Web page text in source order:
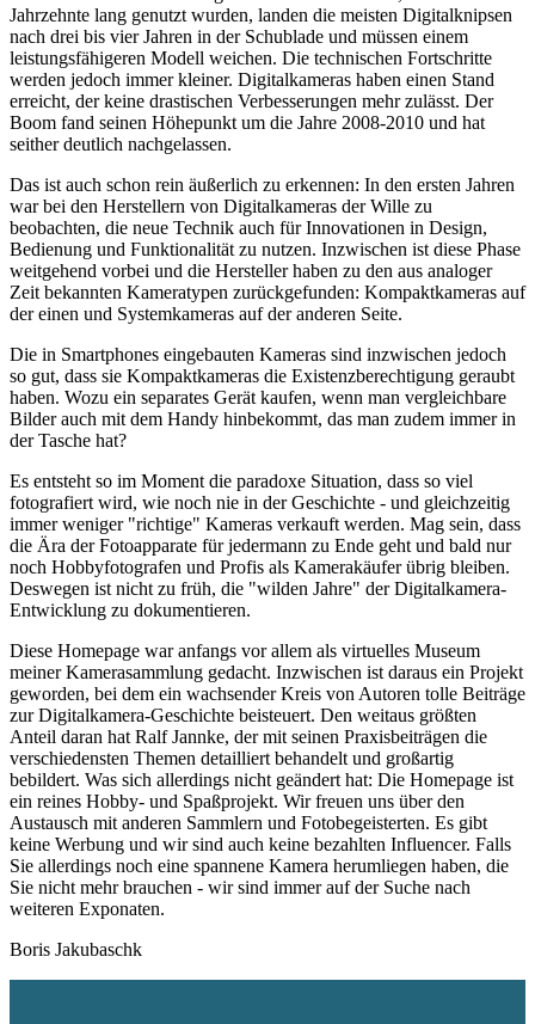
Jahrzehnte lang genutzt wurden, landen die meisten Digitalknipsen
nach drei bis vier Jahren in der Schublade und müssen einem
leistungsfähigeren Modell weichen. Die technischen Fortschritte
werden jedoch immer kleiner. Digitalkameras haben einen Stand
erreicht, der keine drastischen Verbesserungen mehr zulässt. Der
Boom fand seinen Höhepunkt um die Jahre 2008-2010 und hat
seither deutlich nachgelassen.
Das ist auch schon rein äußerlich zu erkennen: In den ersten Jahren
war bei den Herstellern von Digitalkameras der Wille zu
beobachten, die neue Technik auch für Innovationen in Design,
Bedienung und Funktionalität zu nutzen. Inzwischen ist diese Phase
weitgehend vorbei und die Hersteller haben zu den aus analoger
Zeit bekannten Kameratypen zurückgefunden: Kompaktkameras auf
der einen und Systemkameras auf der anderen Seite.
Die in Smartphones eingebauten Kameras sind inzwischen jedoch
so gut, dass sie Kompaktkameras die Existenzberechtigung geraubt
haben. Wozu ein separates Gerät kaufen, wenn man vergleichbare
Bilder auch mit dem Handy hinbekommt, das man zudem immer in
der Tasche hat?
Es entsteht so im Moment die paradoxe Situation, dass so viel
fotografiert wird, wie noch nie in der Geschichte - und gleichzeitig
immer weniger "richtige" Kameras verkauft werden. Mag sein, dass
die Ära der Fotoapparate für jedermann zu Ende geht und bald nur
noch Hobbyfotografen und Profis als Kamerakäufer übrig bleiben.
Deswegen ist nicht zu früh, die "wilden Jahre" der Digitalkamera-
Entwicklung zu dokumentieren.
Diese Homepage war anfangs vor allem als virtuelles Museum
meiner Kamerasammlung gedacht. Inzwischen ist daraus ein Projekt
geworden, bei dem ein wachsender Kreis von Autoren tolle Beiträge
zur Digitalkamera-Geschichte beisteuert. Den weitaus größten
Anteil daran hat Ralf Jannke, der mit seinen Praxisbeiträgen die
verschiedensten Themen detailliert behandelt und großartig
bebildert. Was sich allerdings nicht geändert hat: Die Homepage ist
ein reines Hobby- und Spaßprojekt. Wir freuen uns über den
Austausch mit anderen Sammlern und Fotobegeisterten. Es gibt
keine Werbung und wir sind auch keine bezahlten Influencer. Falls
Sie allerdings noch eine spannene Kamera herumliegen haben, die
Sie nicht mehr brauchen - wir sind immer auf der Suche nach
weiteren Exponaten.
Boris Jakubaschk